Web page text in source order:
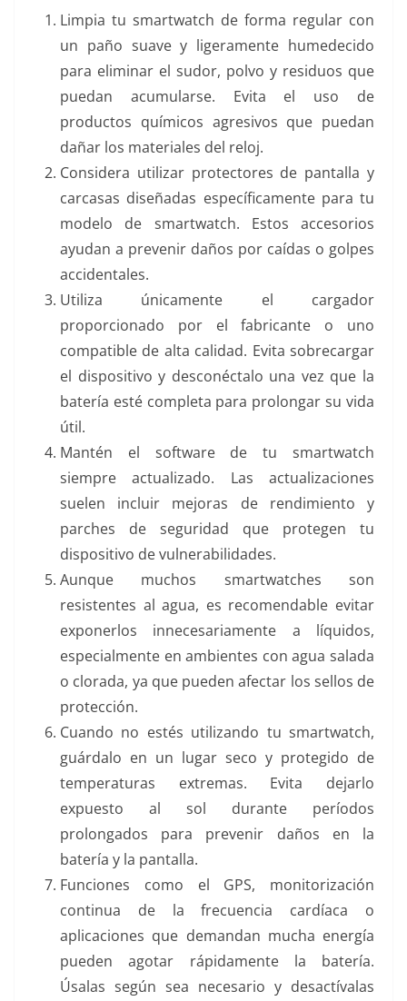
Limpia tu smartwatch de forma regular con
un paño suave y ligeramente humedecido
para eliminar el sudor, polvo y residuos que
puedan acumularse. Evita el uso de
productos químicos agresivos que puedan
dañar los materiales del reloj.
Considera utilizar protectores de pantalla y
carcasas diseñadas específicamente para tu
modelo de smartwatch. Estos accesorios
ayudan a prevenir daños por caídas o golpes
accidentales.
Utiliza únicamente el cargador
proporcionado por el fabricante o uno
compatible de alta calidad. Evita sobrecargar
el dispositivo y desconéctalo una vez que la
batería esté completa para prolongar su vida
útil.
Mantén el software de tu smartwatch
siempre actualizado. Las actualizaciones
suelen incluir mejoras de rendimiento y
parches de seguridad que protegen tu
dispositivo de vulnerabilidades.
Aunque muchos smartwatches son
resistentes al agua, es recomendable evitar
exponerlos innecesariamente a líquidos,
especialmente en ambientes con agua salada
o clorada, ya que pueden afectar los sellos de
protección.
Cuando no estés utilizando tu smartwatch,
guárdalo en un lugar seco y protegido de
temperaturas extremas. Evita dejarlo
expuesto al sol durante períodos
prolongados para prevenir daños en la
batería y la pantalla.
Funciones como el GPS, monitorización
continua de la frecuencia cardíaca o
aplicaciones que demandan mucha energía
pueden agotar rápidamente la batería.
Úsalas según sea necesario y desactívalas